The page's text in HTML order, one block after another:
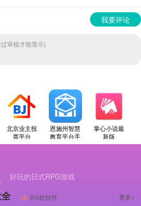
我要评论
审核才能显示)
北京业主投
票平台
恩施州智慧
教育平台手
机版
掌心小说最
新版
好玩的日式RPG游戏
共0款软件 更多>